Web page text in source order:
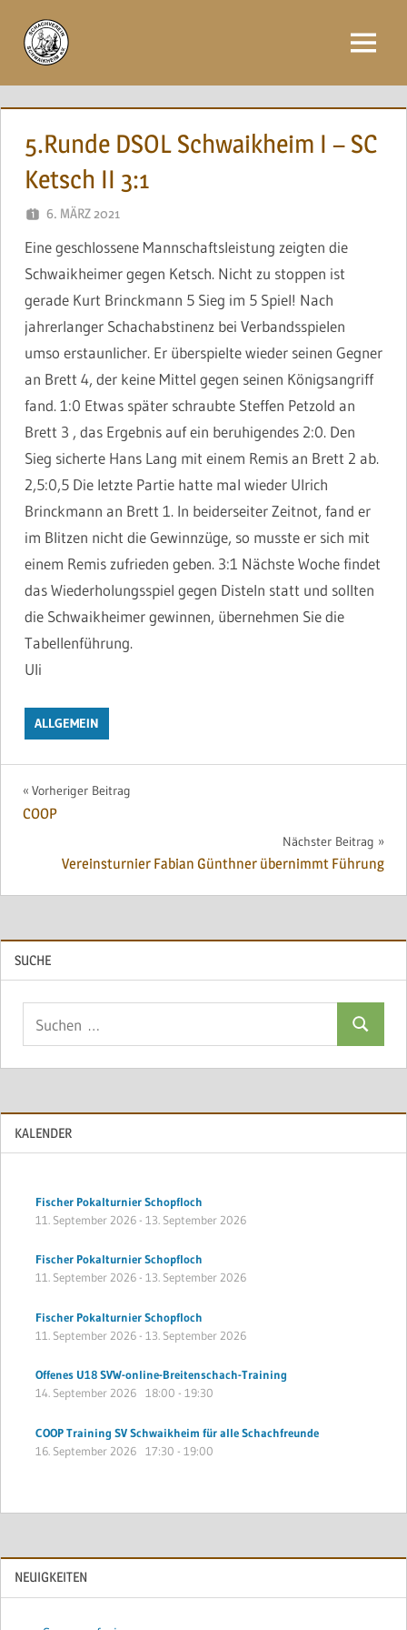
Inhalt
springen
Menü
5.Runde DSOL Schwaikheim I – SC
Ketsch II 3:1
6. MÄRZ 2021
Eine geschlossene Mannschaftsleistung zeigten die
Schwaikheimer gegen Ketsch. Nicht zu stoppen ist
gerade Kurt Brinckmann 5 Sieg im 5 Spiel! Nach
jahrerlanger Schachabstinenz bei Verbandsspielen
umso erstaunlicher. Er überspielte wieder seinen Gegner
an Brett 4, der keine Mittel gegen seinen Königsangriff
fand. 1:0 Etwas später schraubte Steffen Petzold an
Brett 3 , das Ergebnis auf ein beruhigendes 2:0. Den
Sieg sicherte Hans Lang mit einem Remis an Brett 2 ab.
2,5:0,5 Die letzte Partie hatte mal wieder Ulrich
Brinckmann an Brett 1. In beiderseiter Zeitnot, fand er
im Blitzen nicht die Gewinnzüge, so musste er sich mit
einem Remis zufrieden geben. 3:1 Nächste Woche findet
das Wiederholungsspiel gegen Disteln statt und sollten
die Schwaikheimer gewinnen, übernehmen Sie die
Tabellenführung.
Uli
ALLGEMEIN
Beitragsnavigation
Vorheriger Beitrag
COOP
Nächster Beitrag
Vereinsturnier Fabian Günthner übernimmt Führung
SUCHE
Suchen
KALENDER
Fischer Pokalturnier Schopfloch
11. September 2026- 13. September 2026
Fischer Pokalturnier Schopfloch
11. September 2026- 13. September 2026
Fischer Pokalturnier Schopfloch
11. September 2026- 13. September 2026
Offenes U18 SVW-online-Breitenschach-Training
14. September 2026 18:00 - 19:30
COOP Training SV Schwaikheim für alle Schachfreunde
16. September 2026 17:30 - 19:00
NEUIGKEITEN